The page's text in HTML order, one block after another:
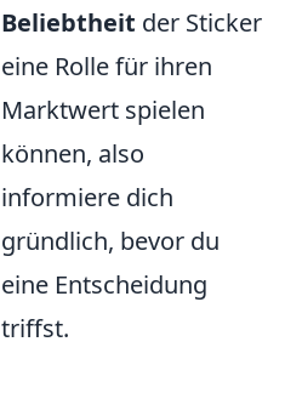
Beliebtheit der Sticker
eine Rolle für ihren
Marktwert spielen
können, also
informiere dich
gründlich, bevor du
eine Entscheidung
triffst.